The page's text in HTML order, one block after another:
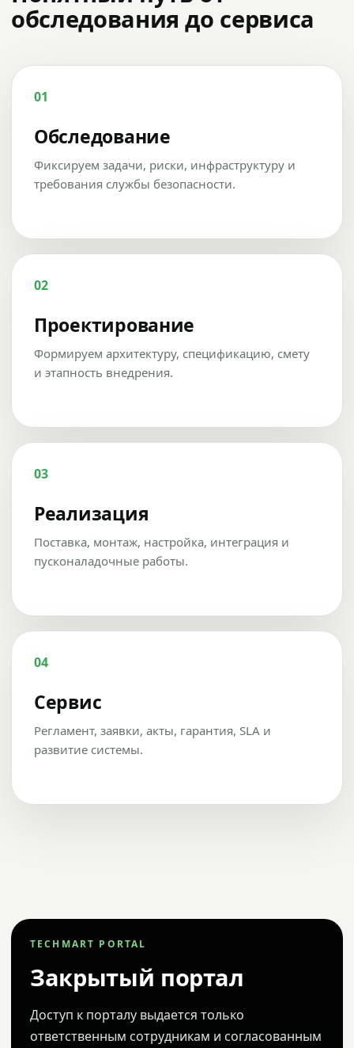
обследования до сервиса
01
Обследование
Фиксируем задачи, риски, инфраструктуру и
требования службы безопасности.
02
Проектирование
Формируем архитектуру, спецификацию, смету
и этапность внедрения.
03
Реализация
Поставка, монтаж, настройка, интеграция и
пусконаладочные работы.
04
Сервис
Регламент, заявки, акты, гарантия, SLA и
развитие системы.
TECHMART PORTAL
Закрытый портал
Доступ к порталу выдается только
ответственным сотрудникам и согласованным